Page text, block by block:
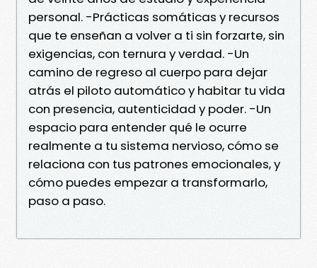
personal. -Prácticas somáticas y recursos
que te enseñan a volver a ti sin forzarte, sin
exigencias, con ternura y verdad. -Un
camino de regreso al cuerpo para dejar
atrás el piloto automático y habitar tu vida
con presencia, autenticidad y poder. -Un
espacio para entender qué le ocurre
realmente a tu sistema nervioso, cómo se
relaciona con tus patrones emocionales, y
cómo puedes empezar a transformarlo,
paso a paso.